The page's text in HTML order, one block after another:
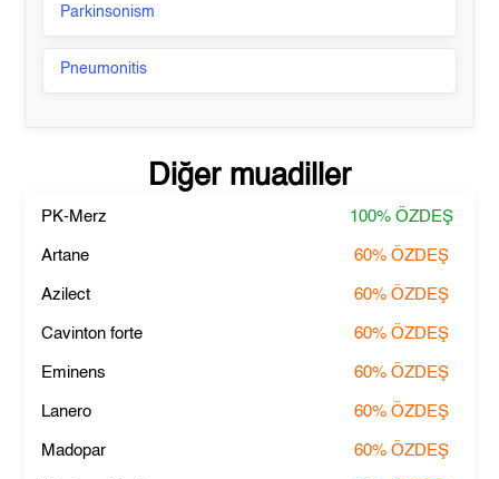
Parkinsonism
Pneumonitis
Diğer muadiller
PK-Merz 100% ÖZDEŞ
Artane 60% ÖZDEŞ
Azilect 60% ÖZDEŞ
Cavinton forte 60% ÖZDEŞ
Eminens 60% ÖZDEŞ
Lanero 60% ÖZDEŞ
Madopar 60% ÖZDEŞ